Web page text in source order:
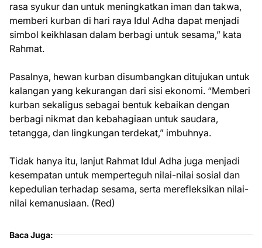
rasa syukur dan untuk meningkatkan iman dan takwa,
memberi kurban di hari raya Idul Adha dapat menjadi
simbol keikhlasan dalam berbagi untuk sesama,” kata
Rahmat.
Pasalnya, hewan kurban disumbangkan ditujukan untuk
kalangan yang kekurangan dari sisi ekonomi. “Memberi
kurban sekaligus sebagai bentuk kebaikan dengan
berbagi nikmat dan kebahagiaan untuk saudara,
tetangga, dan lingkungan terdekat,” imbuhnya.
Tidak hanya itu, lanjut Rahmat Idul Adha juga menjadi
kesempatan untuk memperteguh nilai-nilai sosial dan
kepedulian terhadap sesama, serta merefleksikan nilai-
nilai kemanusiaan. (Red)
Baca Juga: